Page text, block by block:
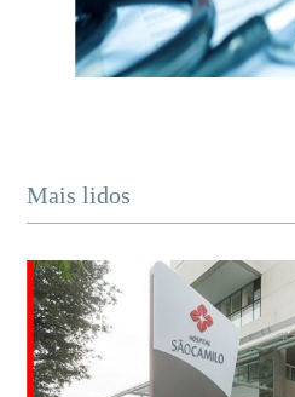
Mais lidos